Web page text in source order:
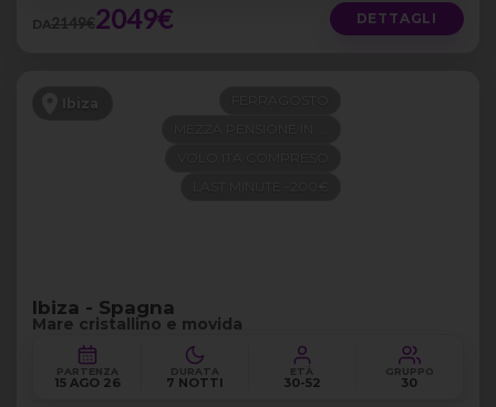
DA2149€2049€ DETTAGLI
Ibiza
Ibiza - Spagna
Mare cristallino e movida
PARTENZA
15 AGO 26
DURATA
7 NOTTI
ETÀ
30-52
GRUPPO
30